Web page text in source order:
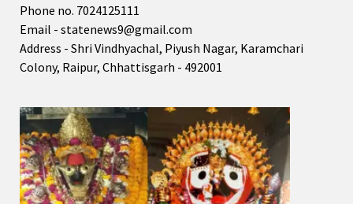
Phone no. 7024125111
Email - statenews9@gmail.com
Address - Shri Vindhyachal, Piyush Nagar, Karamchari
Colony, Raipur, Chhattisgarh - 492001